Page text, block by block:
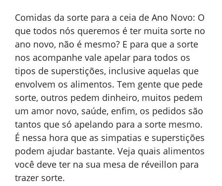
Comidas da sorte para a ceia de Ano Novo: O
que todos nós queremos é ter muita sorte no
ano novo, não é mesmo? E para que a sorte
nos acompanhe vale apelar para todos os
tipos de superstições, inclusive aquelas que
envolvem os alimentos. Tem gente que pede
sorte, outros pedem dinheiro, muitos pedem
um amor novo, saúde, enfim, os pedidos são
tantos que só apelando para a sorte mesmo.
É nessa hora que as simpatias e superstições
podem ajudar bastante. Veja quais alimentos
você deve ter na sua mesa de réveillon para
trazer sorte.